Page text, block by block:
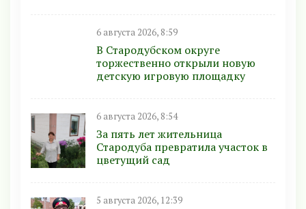
6 августа 2026, 8:59
В Стародубском округе
торжественно открыли новую
детскую игровую площадку
6 августа 2026, 8:54
За пять лет жительница
Стародуба превратила участок в
цветущий сад
5 августа 2026, 12:39